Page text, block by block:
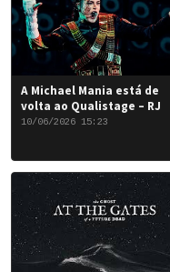
A Michael Mania está de
volta ao Qualistage – RJ
10/06/2026 15:23